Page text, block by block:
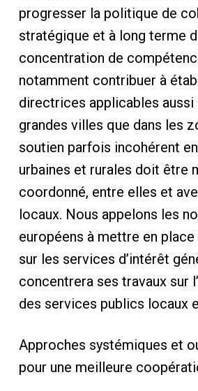
progresser la politique de
stratégique et à long terme
concentration de
notamment contribuer à
directrices applicables aussi
grandes villes que dans les
soutien parfois incohérent
urbaines et rurales doit être
coordonné, entre elles et
locaux. Nous appelons les
européens à mettre en
sur les services d’intérêt
concentrera ses travaux sur
des services publics locaux
Approches systémiques et
pour une meilleure